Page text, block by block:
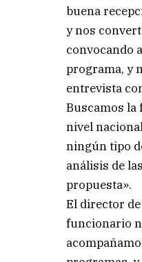
buena
y nos
convocando
programa, y
entrevista
Buscamos la
nivel
ningún tipo
análisis de
propuesta».
El director
funcionario